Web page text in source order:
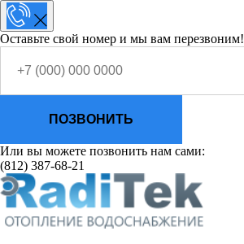
Оставьте свой номер и мы вам перезвоним!
ПОЗВОНИТЬ
Или вы можете позвонить нам сами:
(812) 387-68-21